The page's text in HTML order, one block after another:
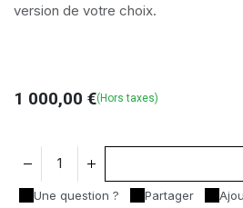
version de votre choix.
1 000,00 €(Hors taxes)
Une question ? Partager